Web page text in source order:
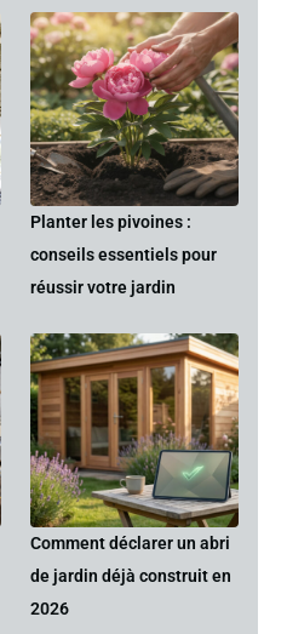
Planter les pivoines :
conseils essentiels pour
réussir votre jardin
Comment déclarer un abri
de jardin déjà construit en
2026